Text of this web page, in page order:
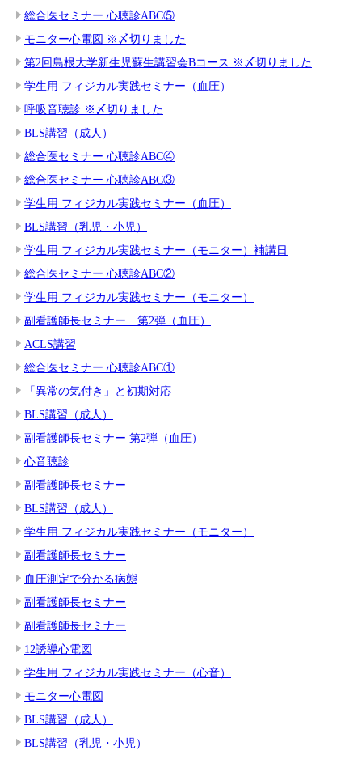
総合医セミナー 心聴診ABC⑤
モニター心電図 ※〆切りました
第2回島根大学新生児蘇生講習会Bコース ※〆切りました
学生用 フィジカル実践セミナー（血圧）
呼吸音聴診 ※〆切りました
BLS講習（成人）
総合医セミナー 心聴診ABC④
総合医セミナー 心聴診ABC③
学生用 フィジカル実践セミナー（血圧）
BLS講習（乳児・小児）
学生用 フィジカル実践セミナー（モニター）補講日
総合医セミナー 心聴診ABC②
学生用 フィジカル実践セミナー（モニター）
副看護師長セミナー 第2弾（血圧）
ACLS講習
総合医セミナー 心聴診ABC①
「異常の気付き」と初期対応
BLS講習（成人）
副看護師長セミナー 第2弾（血圧）
心音聴診
副看護師長セミナー
BLS講習（成人）
学生用 フィジカル実践セミナー（モニター）
副看護師長セミナー
血圧測定で分かる病態
副看護師長セミナー
副看護師長セミナー
12誘導心電図
学生用 フィジカル実践セミナー（心音）
モニター心電図
BLS講習（成人）
BLS講習（乳児・小児）